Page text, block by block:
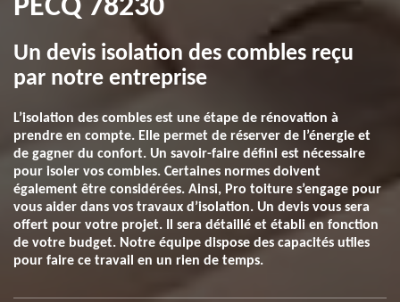
PECQ 78230
Un devis isolation des combles reçu
par notre entreprise
L’isolation des combles est une étape de rénovation à
prendre en compte. Elle permet de réserver de l’énergie et
de gagner du confort. Un savoir-faire défini est nécessaire
pour isoler vos combles. Certaines normes doivent
également être considérées. Ainsi, Pro toiture s’engage pour
vous aider dans vos travaux d’isolation. Un devis vous sera
offert pour votre projet. Il sera détaillé et établi en fonction
de votre budget. Notre équipe dispose des capacités utiles
pour faire ce travail en un rien de temps.